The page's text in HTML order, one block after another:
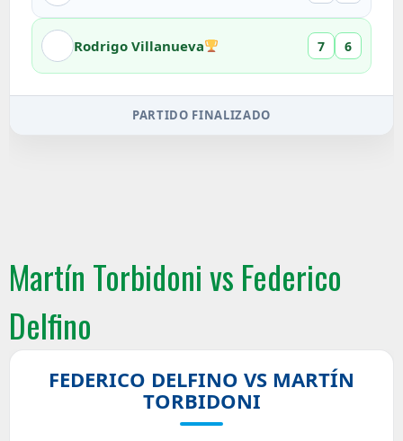
Rodrigo Villanueva 7 6
PARTIDO FINALIZADO
Martín Torbidoni vs Federico
Delfino
FEDERICO DELFINO VS MARTÍN
TORBIDONI